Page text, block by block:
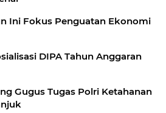
Ini Fokus Penguatan Ekonomi
DIPA Tahun Anggaran
Gugus Tugas Polri Ketahanan